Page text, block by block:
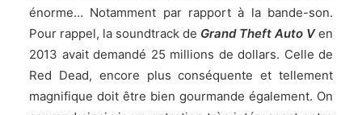
énorme… Notamment par rapport à la bande-son.
Pour rappel, la soundtrack de Grand Theft Auto Ven
2013 avait demandé 25 millions de dollars. Celle de
Red Dead, encore plus conséquente et tellement
magnifique doit être bien gourmande également. On